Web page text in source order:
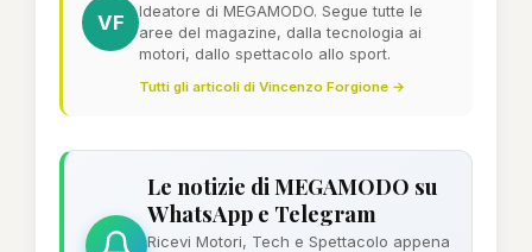
VF
Ideatore di MEGAMODO. Segue tutte le
aree del magazine, dalla tecnologia ai
motori, dallo spettacolo allo sport.
Tutti gli articoli di Vincenzo Forgione →
Le notizie di MEGAMODO su
WhatsApp e Telegram
Ricevi Motori, Tech e Spettacolo appena